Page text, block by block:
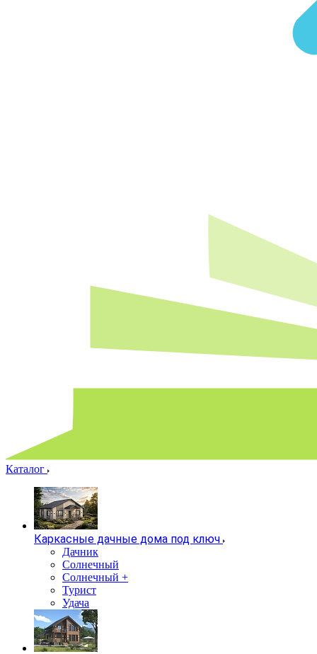
Каталог
Каркасные дачные дома под ключ
Дачник
Солнечный
Солнечный +
Турист
Удача